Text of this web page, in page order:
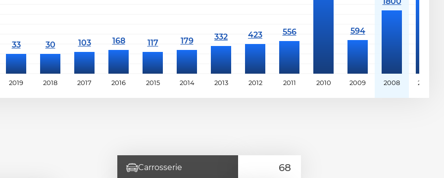
2019 2018 2017 2016 2015 2014 2013 2012 2011 2010 2009 2008 2007
Carrosserie